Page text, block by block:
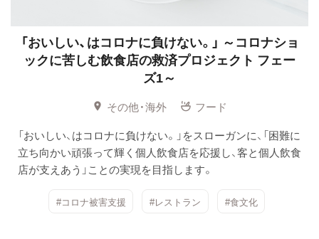
「おいしい、はコロナに負けない。」 ～コロナショ
ックに苦しむ飲食店の救済プロジェクト フェー
ズ1～
その他・海外
フード
「おいしい、はコロナに負けない。」をスローガンに、「困難に
立ち向かい頑張って輝く個人飲食店を応援し、客と個人飲食
店が支えあう」ことの実現を目指します。
#コロナ被害支援 #レストラン #食文化